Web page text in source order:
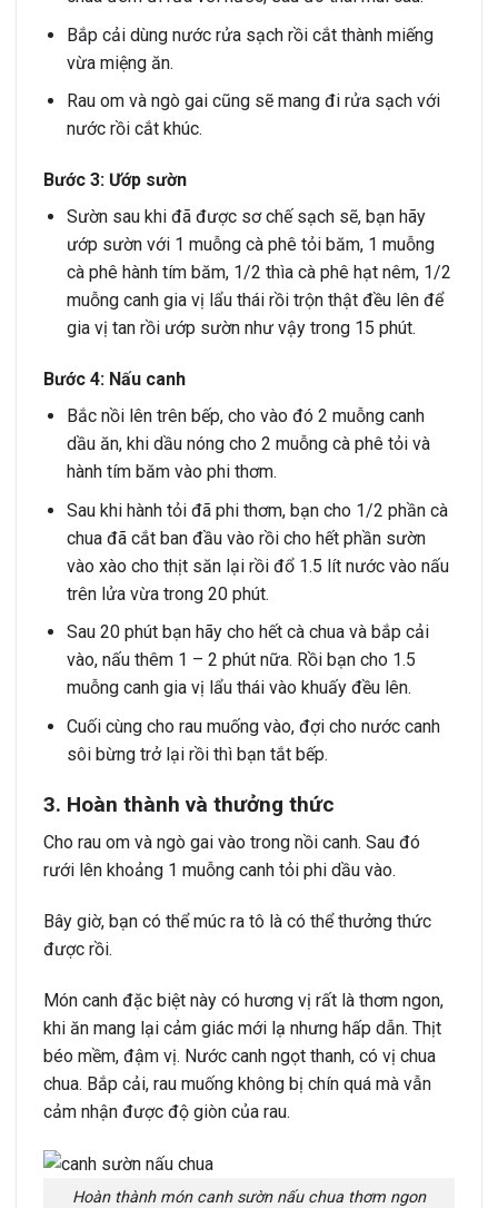
Bắp cải dùng nước rửa sạch rồi cắt thành miếng
vừa miệng ăn.
Rau om và ngò gai cũng sẽ mang đi rửa sạch với
nước rồi cắt khúc.
Bước 3: Ướp sườn
Sườn sau khi đã được sơ chế sạch sẽ, bạn hãy
ướp sườn với 1 muỗng cà phê tỏi băm, 1 muỗng
cà phê hành tím băm, 1/2 thìa cà phê hạt nêm, 1/2
muỗng canh gia vị lẩu thái rồi trộn thật đều lên để
gia vị tan rồi ướp sườn như vậy trong 15 phút.
Bước 4: Nấu canh
Bắc nồi lên trên bếp, cho vào đó 2 muỗng canh
dầu ăn, khi dầu nóng cho 2 muỗng cà phê tỏi và
hành tím băm vào phi thơm.
Sau khi hành tỏi đã phi thơm, bạn cho 1/2 phần cà
chua đã cắt ban đầu vào rồi cho hết phần sườn
vào xào cho thịt săn lại rồi đổ 1.5 lít nước vào nấu
trên lửa vừa trong 20 phút.
Sau 20 phút bạn hãy cho hết cà chua và bắp cải
vào, nấu thêm 1 – 2 phút nữa. Rồi bạn cho 1.5
muỗng canh gia vị lẩu thái vào khuấy đều lên.
Cuối cùng cho rau muống vào, đợi cho nước canh
sôi bừng trở lại rồi thì bạn tắt bếp.
3. Hoàn thành và thưởng thức
Cho rau om và ngò gai vào trong nồi canh. Sau đó
rưới lên khoảng 1 muỗng canh tỏi phi dầu vào.
Bây giờ, bạn có thể múc ra tô là có thể thưởng thức
được rồi.
Món canh đặc biệt này có hương vị rất là thơm ngon,
khi ăn mang lại cảm giác mới lạ nhưng hấp dẫn. Thịt
béo mềm, đậm vị. Nước canh ngọt thanh, có vị chua
chua. Bắp cải, rau muống không bị chín quá mà vẫn
cảm nhận được độ giòn của rau.
Hoàn thành món canh sườn nấu chua thơm ngon